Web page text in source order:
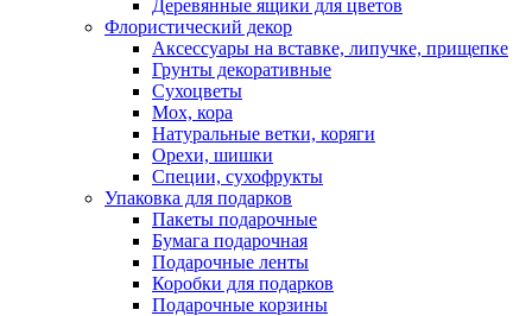
Деревянные ящики для цветов
Флористический декор
Аксессуары на вставке, липучке, прищепке
Грунты декоративные
Сухоцветы
Мох, кора
Натуральные ветки, коряги
Орехи, шишки
Специи, сухофрукты
Упаковка для подарков
Пакеты подарочные
Бумага подарочная
Подарочные ленты
Коробки для подарков
Подарочные корзины